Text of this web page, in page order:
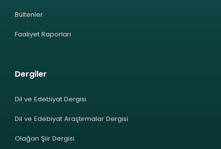
Bültenler
Faaliyet Raporları
Dergiler
Dil ve Edebiyat Dergisi
Dil ve Edebiyat Araştırmalar Dergisi
Olağan Şiir Dergisi